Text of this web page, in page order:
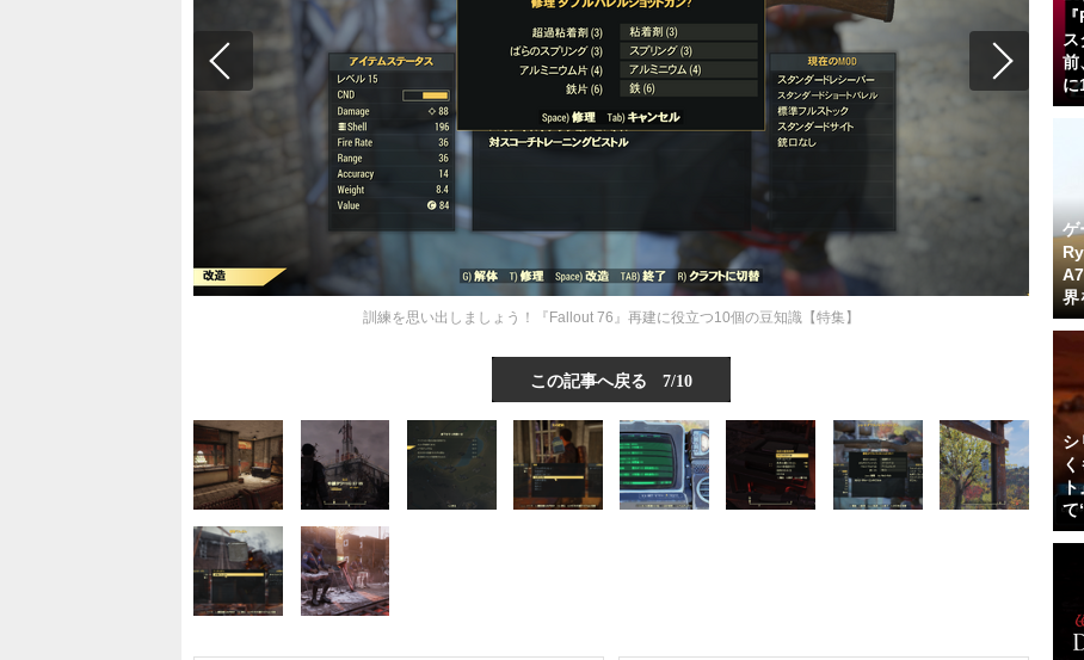
訓練を思い出しましょう！『Fallout 76』再建に役立つ10個の豆知識【特集】
この記事へ戻る 7/10
前
に
ゲ
界
シ
ト
て